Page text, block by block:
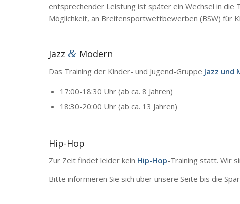
entsprechender Leistung ist später ein Wechsel in
Möglichkeit, an Breitensportwettbewerben (BSW) für
Jazz & Modern
Das Training der Kinder- und Jugend-Gruppe Jazz und
17:00-18:30 Uhr (ab ca. 8 Jahren)
18:30-20:00 Uhr (ab ca. 13 Jahren)
Hip-Hop
Zur Zeit findet leider kein Hip-Hop-Training statt. Wir
Bitte informieren Sie sich über unsere Seite bis die